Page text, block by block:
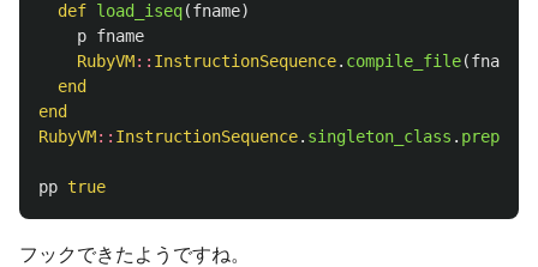
def load_iseq(fname)
p fname
RubyVM:: InstructionSequence. compile_file(fname
end
end
RubyVM:: InstructionSequence. singleton_class . prepend
pp true
フックできたようですね。